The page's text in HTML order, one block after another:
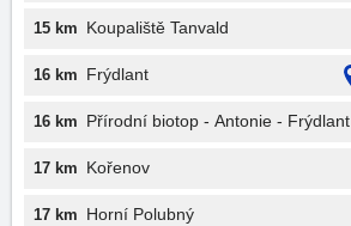
15 km Koupaliště Tanvald
16 km Frýdlant
16 km Přírodní biotop - Antonie - Frýdlant
17 km Kořenov
17 km Horní Polubný